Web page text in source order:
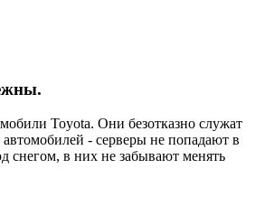
Toyota. Они безотказно служат
- серверы не попадают в
снегом, в них не забывают менять